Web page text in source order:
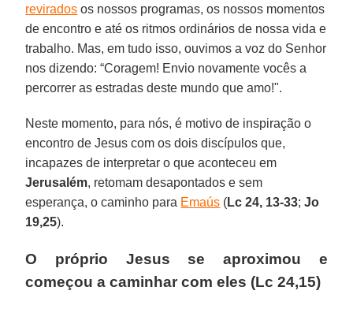
revirados os nossos programas, os nossos momentos
de encontro e até os ritmos ordinários de nossa vida e
trabalho. Mas, em tudo isso, ouvimos a voz do Senhor
nos dizendo: “Coragem! Envio novamente vocês a
percorrer as estradas deste mundo que amo!".
Neste momento, para nós, é motivo de inspiração o
encontro de Jesus com os dois discípulos que,
incapazes de interpretar o que aconteceu em
Jerusalém, retomam desapontados e sem
esperança, o caminho para Emaús (Lc 24, 13-33;Jo
19,25).
O próprio Jesus se aproximou e
começou a caminhar com eles (Lc 24,15)